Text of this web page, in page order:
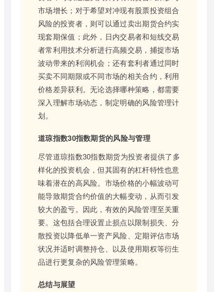
市场增长；对于希望对冲现有股票投资组合
风险的投资者，则可以通过卖出期货合约实
现套期保值；此外，日内交易者和短线交易
者常利用技术分析进行高频交易，捕捉市场
波动带来的利润机会；还有套利者通过同时
买卖不同期限或不同市场的相关合约，利用
价格差异获利。无论选择哪种策略，都需要
深入理解市场动态，制定明确的风险管理计
划。
道琼指数30指数期货的风险与管理
尽管道琼指数30指数期货为投资者提供了多
样化的投资机会，但其固有的杠杆特性也意
味着潜在的高风险。市场价格的小幅波动可
能导致期货合约价值的大幅变动，从而引发
较大的盈亏。因此，有效的风险管理至关重
要。这包括合理设置止损点以限制损失、分
散投资以降低单一资产风险、定期评估市场
状况并适时调整持仓、以及使用期权等衍生
品进行更复杂的风险管理策略。
总结与展望